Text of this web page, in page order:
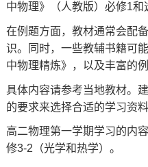
中物理》（人教版）必修1和
在例题方面，教材通常会配
识。同时，一些教辅书籍可
中物理精炼》，以及丰富的例
具体内容请参考当地教材。
的要求来选择合适的学习资料
高二物理第一学期学习的内
修3-2（光学和热学）。